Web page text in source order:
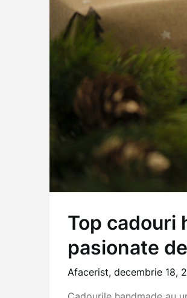
Top cadouri
pasionate
Afacerist, decembrie 18,